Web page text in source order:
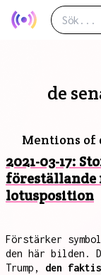
de
Mentions of
2021-03-17:
föreställande
lotusposition
Förstärker
den här bilden.
Trump, den